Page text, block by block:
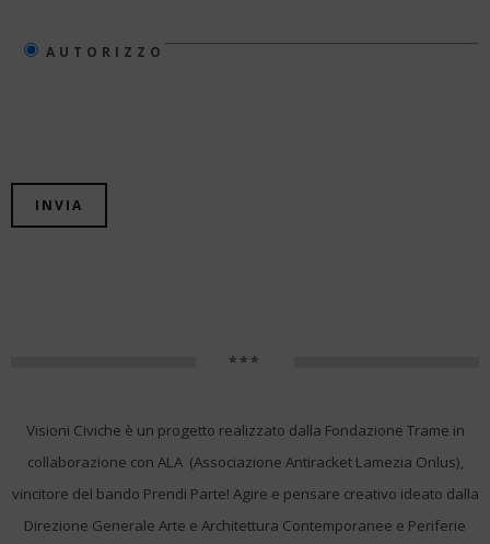
AUTORIZZO
***
Visioni Civiche è un progetto realizzato dalla Fondazione Trame in
collaborazione con ALA (Associazione Antiracket Lamezia Onlus),
vincitore del bando Prendi Parte! Agire e pensare creativo ideato dalla
Direzione Generale Arte e Architettura Contemporanee e Periferie